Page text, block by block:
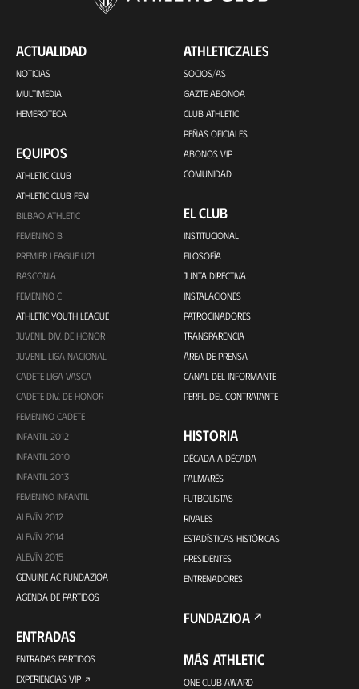
ACTUALIDAD
NOTICIAS
MULTIMEDIA
HEMEROTECA
EQUIPOS
ATHLETIC CLUB
ATHLETIC CLUB FEM
BILBAO ATHLETIC
FEMENINO B
PREMIER LEAGUE U21
BASCONIA
FEMENINO C
ATHLETIC YOUTH LEAGUE
JUVENIL DIV. DE HONOR
JUVENIL LIGA NACIONAL
CADETE LIGA VASCA
CADETE DIV. DE HONOR
FEMENINO CADETE
INFANTIL 2012
INFANTIL 2010
INFANTIL 2013
FEMENINO INFANTIL
ALEVÍN 2012
ALEVÍN 2014
ALEVÍN 2015
GENUINE AC FUNDAZIOA
AGENDA DE PARTIDOS
ENTRADAS
ENTRADAS PARTIDOS
EXPERIENCIAS VIP
ATHLETICZALES
SOCIOS/AS
GAZTE ABONOA
CLUB ATHLETIC
PEÑAS OFICIALES
ABONOS VIP
COMUNIDAD
EL CLUB
INSTITUCIONAL
FILOSOFÍA
JUNTA DIRECTIVA
INSTALACIONES
PATROCINADORES
TRANSPARENCIA
ÁREA DE PRENSA
CANAL DEL INFORMANTE
PERFIL DEL CONTRATANTE
HISTORIA
DÉCADA A DÉCADA
PALMARÉS
FUTBOLISTAS
RIVALES
ESTADÍSTICAS HISTÓRICAS
PRESIDENTES
ENTRENADORES
FUNDAZIOA
MÁS ATHLETIC
ONE CLUB AWARD